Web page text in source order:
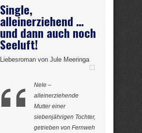
Single,
alleinerziehend …
und dann auch noch
Seeluft!
Liebesroman von Jule Meeringa
Nele –
alleinerziehende
Mutter einer
siebenjährigen Tochter,
getrieben von Fernweh